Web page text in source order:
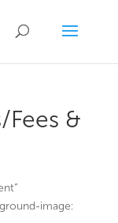
&
image: